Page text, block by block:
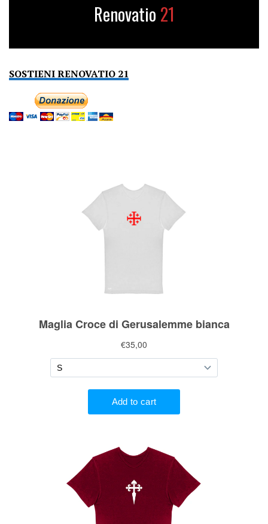
Renovatio 21
SOSTIENI RENOVATIO 21